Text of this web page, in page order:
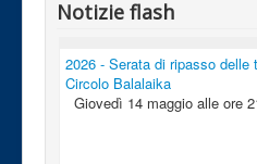
Notizie flash
2026 - Serata di ripasso delle
Circolo Balalaika
Giovedì 14 maggio alle ore